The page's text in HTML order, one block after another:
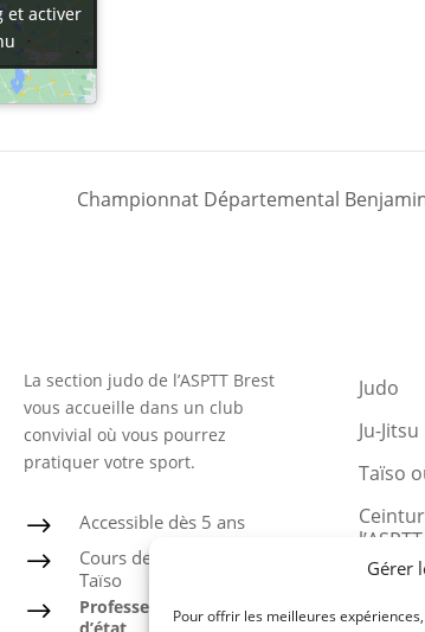
Gérer
Pour offrir les meilleures
et activer
et activer
Championnat Départemental
La section judo de l’ASPTT Brest
vous accueille dans un club
convivial où vous pourrez
pratiquer votre sport.
$ Accessible dès 5 ans
$
Cours de Judo, Ju-Jitsu et
Taïso
$
Professeur diplômé
d’état
Judo
Ju-Jitsu
Taïso
l’ASPTT